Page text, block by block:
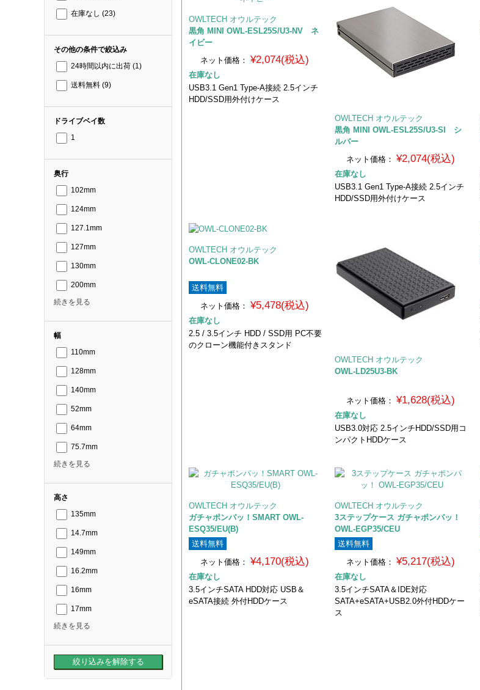
在庫なし (23)
その他の条件で絞込み
24時間以内に出荷 (1)
送料無料 (9)
ドライブベイ数
1
奥行
102mm
124mm
127.1mm
127mm
130mm
200mm
続きを見る
幅
110mm
128mm
140mm
52mm
64mm
75.7mm
続きを見る
高さ
135mm
14.7mm
149mm
16.2mm
16mm
17mm
続きを見る
OWLTECH オウルテック
黒角 MINI OWL-ESL25S/U3-NV ネ
イビー
ネット価格： ¥2,074(税込)
在庫なし
USB3.1 Gen1 Type-A接続 2.5インチ
HDD/SSD用外付けケース
OWLTECH オウルテック
黒角 MINI OWL-ESL25S/U3-SI シ
ルバー
ネット価格： ¥2,074(税込)
在庫なし
USB3.1 Gen1 Type-A接続 2.5インチ
HDD/SSD用外付けケース
OWLTECH オウルテック
OWL-CLONE02-BK
送料無料
ネット価格： ¥5,478(税込)
在庫なし
2.5 / 3.5インチ HDD / SSD用 PC不要
のクローン機能付きスタンド
OWLTECH オウルテック
OWL-LD25U3-BK
ネット価格： ¥1,628(税込)
在庫なし
USB3.0対応 2.5インチHDD/SSD用コ
ンパクトHDDケース
OWLTECH オウルテック
ガチャポンパッ！SMART OWL-
ESQ35/EU(B)
送料無料
ネット価格： ¥4,170(税込)
在庫なし
3.5インチSATA HDD対応 USB＆
eSATA接続 外付HDDケース
OWLTECH オウルテック
3ステップケース ガチャポンパッ！
OWL-EGP35/CEU
送料無料
ネット価格： ¥5,217(税込)
在庫なし
3.5インチSATA＆IDE対応
SATA+eSATA+USB2.0外付HDDケー
ス